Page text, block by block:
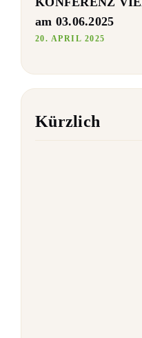
am 03.06.2025
20. APRIL 2025
Kürzlich